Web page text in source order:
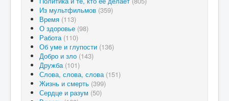
Из мультфильмов (359)
Время (113)
О здоровье (98)
Работа (110)
Об уме и глупости (136)
Добро и зло (143)
Дружба (101)
Слова, слова, слова (151)
Жизнь и смерть (399)
Сердце и разум (50)